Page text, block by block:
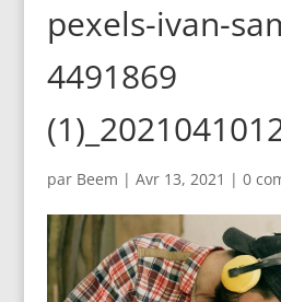
pexels-ivan-
4491869
par Beem | Avr 13, 2021 | 0